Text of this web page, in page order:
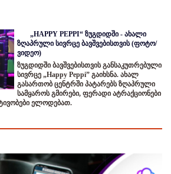
„HAPPY PEPPI“ ზუგდიდში - ახალი
ზღაპრული სივრცე ბავშვებისთვის (ფოტო/
ვიდეო)
ზუგდიდში ბავშვებისთვის განსაკუთრებული
სივრცე „Happy Peppi” გაიხსნა. ახალ
გასართობ ცენტრში პატარებს ზღაპრული
სამყაროს გმირები, ფერადი ატრაქციონები
ელოდებათ.